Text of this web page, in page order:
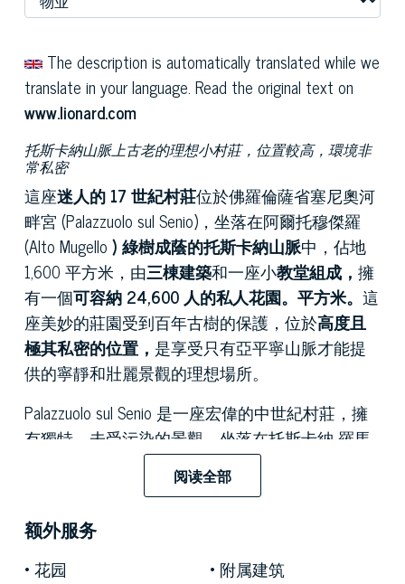
The description is automatically translated while we
translate in your language. Read the original text on
www.lionard.com
托斯卡納山脈上古老的理想小村莊，位置較高，環境非
常私密
這座迷人的 17 世紀村莊位於佛羅倫薩省塞尼奧河
畔宮 (Palazzuolo sul Senio)，坐落在阿爾托穆傑羅
(Alto Mugello ) 綠樹成蔭的托斯卡納山脈中，佔地
1,600 平方米，由三棟建築和一座小教堂組成， 擁
有一個可容納 24,600 人的私人花園。平方米。 這
座美妙的莊園受到百年古樹的保護，位於高度且
極其私密的位置， 是享受只有亞平寧山脈才能提
供的寧靜和壯麗景觀的理想場所。
Palazzuolo sul Senio 是一座宏偉的中世紀村莊，擁
有獨特、未受污染的景觀，坐落在托斯卡納-羅馬
涅亞平寧山脈的山脈中。這個小鎮擁有一個神奇
的、典型的中世紀中心，周圍環繞著未受污染的
大自然，徒步旅行愛好者可以選擇從市中心蜿蜒
而行的眾多路徑之一，步行、騎馬或騎自行車探
索這些路徑。
阅读全部
额外服务
花园
附属建筑